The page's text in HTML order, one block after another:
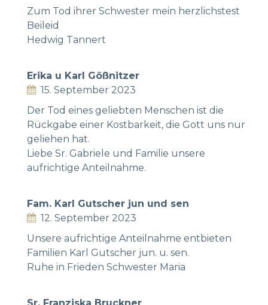
Zum Tod ihrer Schwester mein herzlichstest
Beileid
Hedwig Tannert
Erika u Karl Gößnitzer
15. September 2023
Der Tod eines geliebten Menschen ist die
Rückgabe einer Kostbarkeit, die Gott uns nur
geliehen hat.
Liebe Sr. Gabriele und Familie unsere
aufrichtige Anteilnahme.
Fam. Karl Gutscher jun und sen
12. September 2023
Unsere aufrichtige Anteilnahme entbieten
Familien Karl Gutscher jun. u. sen.
Ruhe in Frieden Schwester Maria